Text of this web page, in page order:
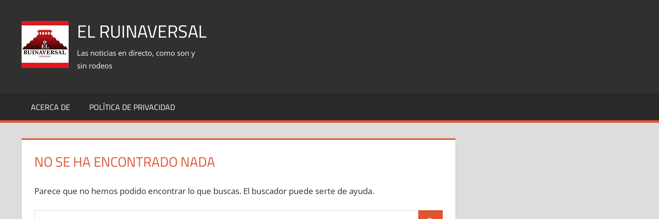
contenido
EL RUINAVERSAL
Las noticias en directo, como son y
sin rodeos
ACERCA DE POLÍTICA DE PRIVACIDAD
NO SE HA ENCONTRADO NADA
Parece que no hemos podido encontrar lo que buscas. El buscador puede serte de ayuda.